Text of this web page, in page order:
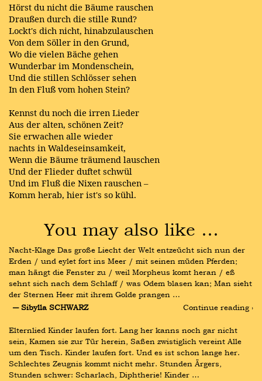
Hörst du nicht die Bäume rauschen
Draußen durch die stille Rund?
Lockt's dich nicht, hinabzulauschen
Von dem Söller in den Grund,
Wo die vielen Bäche gehen
Wunderbar im Mondenschein,
Und die stillen Schlösser sehen
In den Fluß vom hohen Stein?
Kennst du noch die irren Lieder
Aus der alten, schönen Zeit?
Sie erwachen alle wieder
nachts in Waldeseinsamkeit,
Wenn die Bäume träumend lauschen
Und der Flieder duftet schwül
Und im Fluß die Nixen rauschen –
Komm herab, hier ist's so kühl.
You may also like …
Nacht-Klage Das große Liecht der Welt entzeücht sich nun der
Erden / und eylet fort ins Meer / mit seinen müden Pferden;
man hängt die Fenster zu / weil Morpheus komt heran / eß
sehnt sich nach dem Schlaff / was Odem blasen kan; Man sieht
der Sternen Heer mit ihrem Golde prangen …
― Sibylla SCHWARZ
Continue reading ›
Elternlied Kinder laufen fort. Lang her kanns noch gar nicht
sein, Kamen sie zur Tür herein, Saßen zwistiglich vereint Alle
um den Tisch. Kinder laufen fort. Und es ist schon lange her.
Schlechtes Zeugnis kommt nicht mehr. Stunden Ärgers,
Stunden schwer: Scharlach, Diphtherie! Kinder …